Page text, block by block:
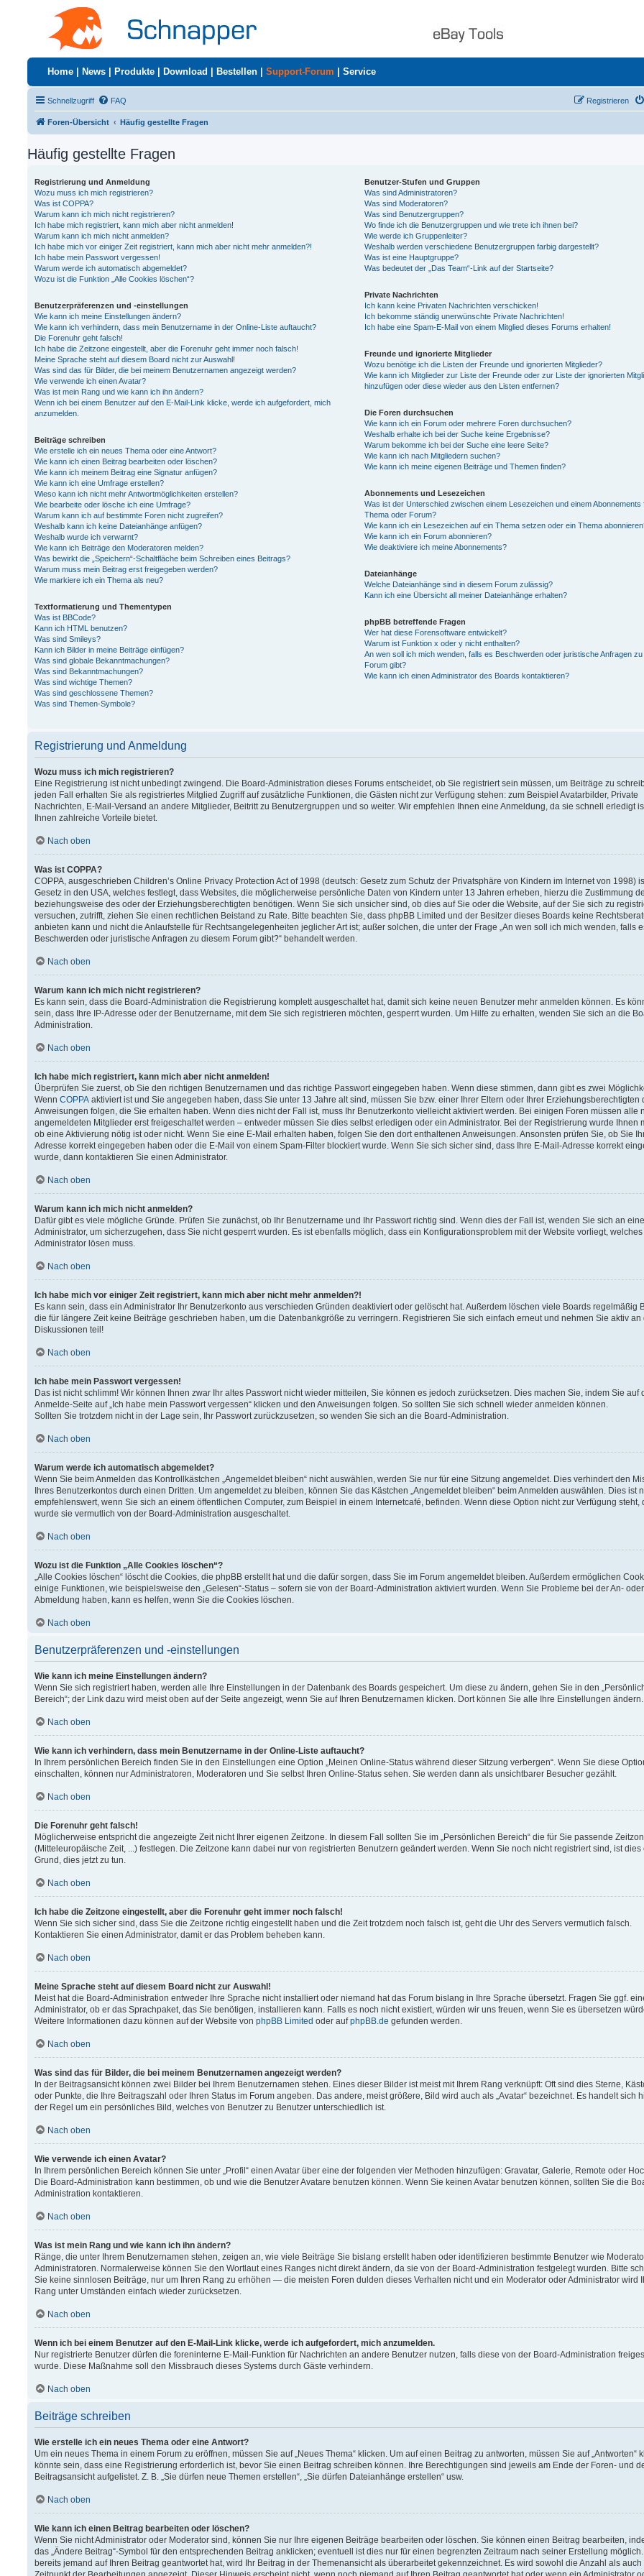
Home News Produkte Download Bestellen Support-Forum Service
Schnellzugriff FAQ Registrieren
Foren-Übersicht Häufig gestellte Fragen
Häufig gestellte Fragen
Registrierung und Anmeldung
Wozu muss ich mich registrieren?
Was ist COPPA?
Warum kann ich mich nicht registrieren?
Ich habe mich registriert, kann mich aber nicht anmelden!
Warum kann ich mich nicht anmelden?
Ich habe mich vor einiger Zeit registriert, kann mich aber nicht mehr anmelden?!
Ich habe mein Passwort vergessen!
Warum werde ich automatisch abgemeldet?
Wozu ist die Funktion „Alle Cookies löschen“?
Benutzerpräferenzen und -einstellungen
Wie kann ich meine Einstellungen ändern?
Wie kann ich verhindern, dass mein Benutzername in der Online-Liste auftaucht?
Die Forenuhr geht falsch!
Ich habe die Zeitzone eingestellt, aber die Forenuhr geht immer noch falsch!
Meine Sprache steht auf diesem Board nicht zur Auswahl!
Was sind das für Bilder, die bei meinem Benutzernamen angezeigt werden?
Wie verwende ich einen Avatar?
Was ist mein Rang und wie kann ich ihn ändern?
Wenn ich bei einem Benutzer auf den E-Mail-Link klicke, werde ich aufgefordert, mich
anzumelden.
Beiträge schreiben
Wie erstelle ich ein neues Thema oder eine Antwort?
Wie kann ich einen Beitrag bearbeiten oder löschen?
Wie kann ich meinem Beitrag eine Signatur anfügen?
Wie kann ich eine Umfrage erstellen?
Wieso kann ich nicht mehr Antwortmöglichkeiten erstellen?
Wie bearbeite oder lösche ich eine Umfrage?
Warum kann ich auf bestimmte Foren nicht zugreifen?
Weshalb kann ich keine Dateianhänge anfügen?
Weshalb wurde ich verwarnt?
Wie kann ich Beiträge den Moderatoren melden?
Was bewirkt die „Speichern“-Schaltfläche beim Schreiben eines Beitrags?
Warum muss mein Beitrag erst freigegeben werden?
Wie markiere ich ein Thema als neu?
Textformatierung und Thementypen
Was ist BBCode?
Kann ich HTML benutzen?
Was sind Smileys?
Kann ich Bilder in meine Beiträge einfügen?
Was sind globale Bekanntmachungen?
Was sind Bekanntmachungen?
Was sind wichtige Themen?
Was sind geschlossene Themen?
Was sind Themen-Symbole?
Benutzer-Stufen und Gruppen
Was sind Administratoren?
Was sind Moderatoren?
Was sind Benutzergruppen?
Wo finde ich die Benutzergruppen und wie trete ich ihnen bei?
Wie werde ich Gruppenleiter?
Weshalb werden verschiedene Benutzergruppen farbig dargestellt?
Was ist eine Hauptgruppe?
Was bedeutet der „Das Team“-Link auf der Startseite?
Private Nachrichten
Ich kann keine Privaten Nachrichten verschicken!
Ich bekomme ständig unerwünschte Private Nachrichten!
Ich habe eine Spam-E-Mail von einem Mitglied dieses Forums erhalten!
Freunde und ignorierte Mitglieder
Wozu benötige ich die Listen der Freunde und ignorierten Mitglieder?
Wie kann ich Mitglieder zur Liste der Freunde oder zur Liste der ignorierten
hinzufügen oder diese wieder aus den Listen entfernen?
Die Foren durchsuchen
Wie kann ich ein Forum oder mehrere Foren durchsuchen?
Weshalb erhalte ich bei der Suche keine Ergebnisse?
Warum bekomme ich bei der Suche eine leere Seite?
Wie kann ich nach Mitgliedern suchen?
Wie kann ich meine eigenen Beiträge und Themen finden?
Abonnements und Lesezeichen
Was ist der Unterschied zwischen einem Lesezeichen und einem Abonnements
Thema oder Forum?
Wie kann ich ein Lesezeichen auf ein Thema setzen oder ein Thema
Wie kann ich ein Forum abonnieren?
Wie deaktiviere ich meine Abonnements?
Dateianhänge
Welche Dateianhänge sind in diesem Forum zulässig?
Kann ich eine Übersicht all meiner Dateianhänge erhalten?
phpBB betreffende Fragen
Wer hat diese Forensoftware entwickelt?
Warum ist Funktion x oder y nicht enthalten?
An wen soll ich mich wenden, falls es Beschwerden oder juristische Anfragen
Forum gibt?
Wie kann ich einen Administrator des Boards kontaktieren?
Registrierung und Anmeldung
Wozu muss ich mich registrieren?
Eine Registrierung ist nicht unbedingt zwingend. Die Board-Administration dieses Forums entscheidet, ob Sie registriert sein müssen, um Beiträge zu
jeden Fall erhalten Sie als registriertes Mitglied Zugriff auf zusätzliche Funktionen, die Gästen nicht zur Verfügung stehen: zum Beispiel Avatarbilder, Private
Nachrichten, E-Mail-Versand an andere Mitglieder, Beitritt zu Benutzergruppen und so weiter. Wir empfehlen Ihnen eine Anmeldung, da sie schnell erledigt
Ihnen zahlreiche Vorteile bietet.
Nach oben
Was ist COPPA?
COPPA, ausgeschrieben Children’s Online Privacy Protection Act of 1998 (deutsch: Gesetz zum Schutz der Privatsphäre von Kindern im Internet von 1998)
Gesetz in den USA, welches festlegt, dass Websites, die möglicherweise persönliche Daten von Kindern unter 13 Jahren erheben, hierzu die Zustimmung
beziehungsweise des oder der Erziehungsberechtigten benötigen. Wenn Sie sich unsicher sind, ob dies auf Sie oder die Website, auf der Sie sich zu
versuchen, zutrifft, ziehen Sie einen rechtlichen Beistand zu Rate. Bitte beachten Sie, dass phpBB Limited und der Besitzer dieses Boards keine
anbieten kann und nicht die Anlaufstelle für Rechtsangelegenheiten jeglicher Art ist; außer solchen, die unter der Frage „An wen soll ich mich wenden, falls
Beschwerden oder juristische Anfragen zu diesem Forum gibt?“ behandelt werden.
Nach oben
Warum kann ich mich nicht registrieren?
Es kann sein, dass die Board-Administration die Registrierung komplett ausgeschaltet hat, damit sich keine neuen Benutzer mehr anmelden können. Es
sein, dass Ihre IP-Adresse oder der Benutzername, mit dem Sie sich registrieren möchten, gesperrt wurden. Um Hilfe zu erhalten, wenden Sie sich an die
Administration.
Nach oben
Ich habe mich registriert, kann mich aber nicht anmelden!
Überprüfen Sie zuerst, ob Sie den richtigen Benutzernamen und das richtige Passwort eingegeben haben. Wenn diese stimmen, dann gibt es zwei
Wenn COPPA aktiviert ist und Sie angegeben haben, dass Sie unter 13 Jahre alt sind, müssen Sie bzw. einer Ihrer Eltern oder Ihrer Erziehungsberechtigten
Anweisungen folgen, die Sie erhalten haben. Wenn dies nicht der Fall ist, muss Ihr Benutzerkonto vielleicht aktiviert werden. Bei einigen Foren müssen alle
angemeldeten Mitglieder erst freigeschaltet werden – entweder müssen Sie dies selbst erledigen oder ein Administrator. Bei der Registrierung wurde Ihnen
ob eine Aktivierung nötig ist oder nicht. Wenn Sie eine E-Mail erhalten haben, folgen Sie den dort enthaltenen Anweisungen. Ansonsten prüfen Sie, ob Sie
Adresse korrekt eingegeben haben oder die E-Mail von einem Spam-Filter blockiert wurde. Wenn Sie sich sicher sind, dass Ihre E-Mail-Adresse korrekt
wurde, dann kontaktieren Sie einen Administrator.
Nach oben
Warum kann ich mich nicht anmelden?
Dafür gibt es viele mögliche Gründe. Prüfen Sie zunächst, ob Ihr Benutzername und Ihr Passwort richtig sind. Wenn dies der Fall ist, wenden Sie sich an
Administrator, um sicherzugehen, dass Sie nicht gesperrt wurden. Es ist ebenfalls möglich, dass ein Konfigurationsproblem mit der Website vorliegt, welches
Administrator lösen muss.
Nach oben
Ich habe mich vor einiger Zeit registriert, kann mich aber nicht mehr anmelden?!
Es kann sein, dass ein Administrator Ihr Benutzerkonto aus verschieden Gründen deaktiviert oder gelöscht hat. Außerdem löschen viele Boards regelmäßig
die für längere Zeit keine Beiträge geschrieben haben, um die Datenbankgröße zu verringern. Registrieren Sie sich einfach erneut und nehmen Sie aktiv an
Diskussionen teil!
Nach oben
Ich habe mein Passwort vergessen!
Das ist nicht schlimm! Wir können Ihnen zwar Ihr altes Passwort nicht wieder mitteilen, Sie können es jedoch zurücksetzen. Dies machen Sie, indem Sie auf
Anmelde-Seite auf „Ich habe mein Passwort vergessen“ klicken und den Anweisungen folgen. So sollten Sie sich schnell wieder anmelden können.
Sollten Sie trotzdem nicht in der Lage sein, Ihr Passwort zurückzusetzen, so wenden Sie sich an die Board-Administration.
Nach oben
Warum werde ich automatisch abgemeldet?
Wenn Sie beim Anmelden das Kontrollkästchen „Angemeldet bleiben“ nicht auswählen, werden Sie nur für eine Sitzung angemeldet. Dies verhindert den
Ihres Benutzerkontos durch einen Dritten. Um angemeldet zu bleiben, können Sie das Kästchen „Angemeldet bleiben“ beim Anmelden auswählen. Dies ist
empfehlenswert, wenn Sie sich an einem öffentlichen Computer, zum Beispiel in einem Internetcafé, befinden. Wenn diese Option nicht zur Verfügung steht,
wurde sie vermutlich von der Board-Administration ausgeschaltet.
Nach oben
Wozu ist die Funktion „Alle Cookies löschen“?
„Alle Cookies löschen“ löscht die Cookies, die phpBB erstellt hat und die dafür sorgen, dass Sie im Forum angemeldet bleiben. Außerdem ermöglichen
einige Funktionen, wie beispielsweise den „Gelesen“-Status – sofern sie von der Board-Administration aktiviert wurden. Wenn Sie Probleme bei der An- oder
Abmeldung haben, kann es helfen, wenn Sie die Cookies löschen.
Nach oben
Benutzerpräferenzen und -einstellungen
Wie kann ich meine Einstellungen ändern?
Wenn Sie sich registriert haben, werden alle Ihre Einstellungen in der Datenbank des Boards gespeichert. Um diese zu ändern, gehen Sie in den
Bereich“; der Link dazu wird meist oben auf der Seite angezeigt, wenn Sie auf Ihren Benutzernamen klicken. Dort können Sie alle Ihre Einstellungen ändern.
Nach oben
Wie kann ich verhindern, dass mein Benutzername in der Online-Liste auftaucht?
In Ihrem persönlichen Bereich finden Sie in den Einstellungen eine Option „Meinen Online-Status während dieser Sitzung verbergen“. Wenn Sie diese
einschalten, können nur Administratoren, Moderatoren und Sie selbst Ihren Online-Status sehen. Sie werden dann als unsichtbarer Besucher gezählt.
Nach oben
Die Forenuhr geht falsch!
Möglicherweise entspricht die angezeigte Zeit nicht Ihrer eigenen Zeitzone. In diesem Fall sollten Sie im „Persönlichen Bereich“ die für Sie passende
(Mitteleuropäische Zeit, ...) festlegen. Die Zeitzone kann dabei nur von registrierten Benutzern geändert werden. Wenn Sie noch nicht registriert sind, ist dies
Grund, dies jetzt zu tun.
Nach oben
Ich habe die Zeitzone eingestellt, aber die Forenuhr geht immer noch falsch!
Wenn Sie sich sicher sind, dass Sie die Zeitzone richtig eingestellt haben und die Zeit trotzdem noch falsch ist, geht die Uhr des Servers vermutlich falsch.
Kontaktieren Sie einen Administrator, damit er das Problem beheben kann.
Nach oben
Meine Sprache steht auf diesem Board nicht zur Auswahl!
Meist hat die Board-Administration entweder Ihre Sprache nicht installiert oder niemand hat das Forum bislang in Ihre Sprache übersetzt. Fragen Sie ggf.
Administrator, ob er das Sprachpaket, das Sie benötigen, installieren kann. Falls es noch nicht existiert, würden wir uns freuen, wenn Sie es übersetzen
Weitere Informationen dazu können auf der Website von phpBB Limited oder aufphpBB.de gefunden werden.
Nach oben
Was sind das für Bilder, die bei meinem Benutzernamen angezeigt werden?
In der Beitragsansicht können zwei Bilder bei Ihrem Benutzernamen stehen. Eines dieser Bilder ist meist mit Ihrem Rang verknüpft: Oft sind dies Sterne,
oder Punkte, die Ihre Beitragszahl oder Ihren Status im Forum angeben. Das andere, meist größere, Bild wird auch als „Avatar“ bezeichnet. Es handelt sich
der Regel um ein persönliches Bild, welches von Benutzer zu Benutzer unterschiedlich ist.
Nach oben
Wie verwende ich einen Avatar?
In Ihrem persönlichen Bereich können Sie unter „Profil“ einen Avatar über eine der folgenden vier Methoden hinzufügen: Gravatar, Galerie, Remote oder
Die Board-Administration kann bestimmen, ob und wie die Benutzer Avatare benutzen können. Wenn Sie keinen Avatar benutzen können, sollten Sie die
Administration kontaktieren.
Nach oben
Was ist mein Rang und wie kann ich ihn ändern?
Ränge, die unter Ihrem Benutzernamen stehen, zeigen an, wie viele Beiträge Sie bislang erstellt haben oder identifizieren bestimmte Benutzer wie
Administratoren. Normalerweise können Sie den Wortlaut eines Ranges nicht direkt ändern, da sie von der Board-Administration festgelegt wurden. Bitte
Sie keine sinnlosen Beiträge, nur um Ihren Rang zu erhöhen — die meisten Foren dulden dieses Verhalten nicht und ein Moderator oder Administrator wird
Rang unter Umständen einfach wieder zurücksetzen.
Nach oben
Wenn ich bei einem Benutzer auf den E-Mail-Link klicke, werde ich aufgefordert, mich anzumelden.
Nur registrierte Benutzer dürfen die foreninterne E-Mail-Funktion für Nachrichten an andere Benutzer nutzen, falls diese von der Board-Administration
wurde. Diese Maßnahme soll den Missbrauch dieses Systems durch Gäste verhindern.
Nach oben
Beiträge schreiben
Wie erstelle ich ein neues Thema oder eine Antwort?
Um ein neues Thema in einem Forum zu eröffnen, müssen Sie auf „Neues Thema“ klicken. Um auf einen Beitrag zu antworten, müssen Sie auf „Antworten“
könnte sein, dass eine Registrierung erforderlich ist, bevor Sie einen Beitrag schreiben können. Ihre Berechtigungen sind jeweils am Ende der Foren- und
Beitragsansicht aufgelistet. Z. B. „Sie dürfen neue Themen erstellen“, „Sie dürfen Dateianhänge erstellen“ usw.
Nach oben
Wie kann ich einen Beitrag bearbeiten oder löschen?
Wenn Sie nicht Administrator oder Moderator sind, können Sie nur Ihre eigenen Beiträge bearbeiten oder löschen. Sie können einen Beitrag bearbeiten,
das „Ändere Beitrag“-Symbol für den entsprechenden Beitrag anklicken; eventuell ist dies nur für einen begrenzten Zeitraum nach seiner Erstellung
bereits jemand auf Ihren Beitrag geantwortet hat, wird Ihr Beitrag in der Themenansicht als überarbeitet gekennzeichnet. Es wird sowohl die Anzahl als auch